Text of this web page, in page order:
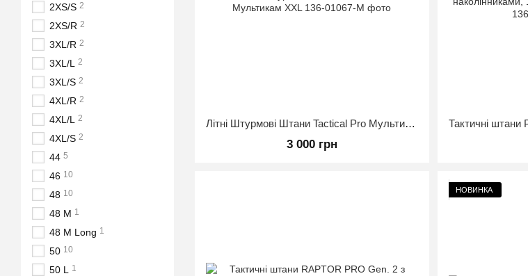
Літні Штурмові Штани Tactical Pro Мультикам XXL
3 000 грн
НОВИНКА
2XS/S 2
2XS/R 2
3XL/R 2
3XL/L 2
3XL/S 2
4XL/R 2
4XL/L 2
4XL/S 2
44 5
46 10
48 10
48 M 1
48 M Long 1
50 10
50 L 1